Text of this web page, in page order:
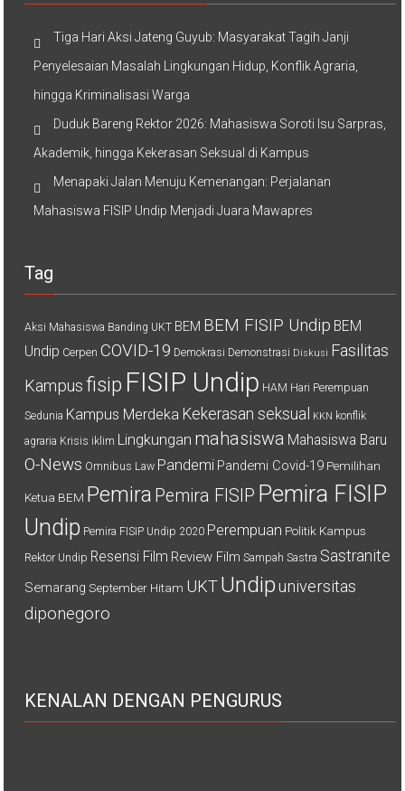
Tiga Hari Aksi Jateng Guyub: Masyarakat Tagih Janji
Penyelesaian Masalah Lingkungan Hidup, Konflik Agraria,
hingga Kriminalisasi Warga
Duduk Bareng Rektor 2026: Mahasiswa Soroti Isu Sarpras,
Akademik, hingga Kekerasan Seksual di Kampus
Menapaki Jalan Menuju Kemenangan: Perjalanan
Mahasiswa FISIP Undip Menjadi Juara Mawapres
Tag
Aksi Mahasiswa Banding UKT BEM BEM FISIP Undip BEM
Undip Cerpen COVID-19 Demokrasi Demonstrasi Diskusi Fasilitas
Kampus fisip FISIP Undip HAM Hari Perempuan
Sedunia Kampus Merdeka Kekerasan seksual KKN konflik
agraria Krisis iklim Lingkungan mahasiswa Mahasiswa Baru
O-News Omnibus Law Pandemi Pandemi Covid-19 Pemilihan
Ketua BEM Pemira Pemira FISIP Pemira FISIP
Undip Pemira FISIP Undip 2020 Perempuan Politik Kampus
Rektor Undip Resensi Film Review Film Sampah Sastra Sastranite
Semarang September Hitam UKTUndip universitas
diponegoro
KENALAN DENGAN PENGURUS